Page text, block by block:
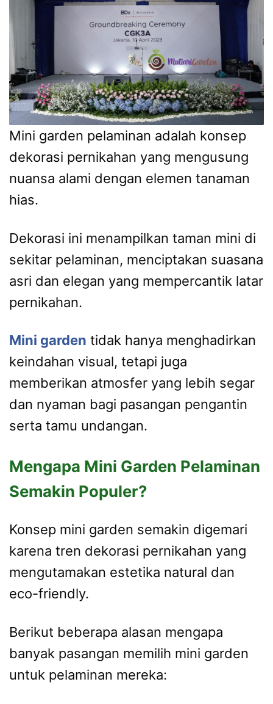
Mini garden pelaminan adalah konsep
dekorasi pernikahan yang mengusung
nuansa alami dengan elemen tanaman
hias.
Dekorasi ini menampilkan taman mini di
sekitar pelaminan, menciptakan suasana
asri dan elegan yang mempercantik latar
pernikahan.
Mini garden tidak hanya menghadirkan
keindahan visual, tetapi juga
memberikan atmosfer yang lebih segar
dan nyaman bagi pasangan pengantin
serta tamu undangan.
Mengapa Mini Garden Pelaminan
Semakin Populer?
Konsep mini garden semakin digemari
karena tren dekorasi pernikahan yang
mengutamakan estetika natural dan
eco-friendly.
Berikut beberapa alasan mengapa
banyak pasangan memilih mini garden
untuk pelaminan mereka: